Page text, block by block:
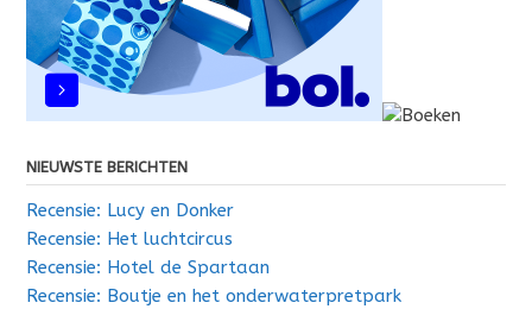
NIEUWSTE BERICHTEN
Recensie: Lucy en Donker
Recensie: Het luchtcircus
Recensie: Hotel de Spartaan
Recensie: Boutje en het onderwaterpretpark